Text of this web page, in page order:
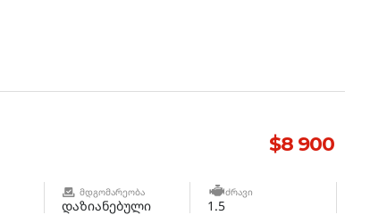
$8 900
ᲛᲓᲒᲝᲛᲐᲠᲔᲝᲑᲐ
დაზიანებული
ᲫᲠᲐᲕᲘ
1.5